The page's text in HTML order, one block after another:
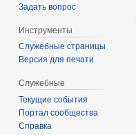
Задать вопрос
Инструменты
Служебные страницы
Версия для печати
Служебные
Текущие события
Портал сообщества
Справка